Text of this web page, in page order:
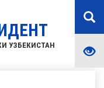
УЗБЕКИСТАН